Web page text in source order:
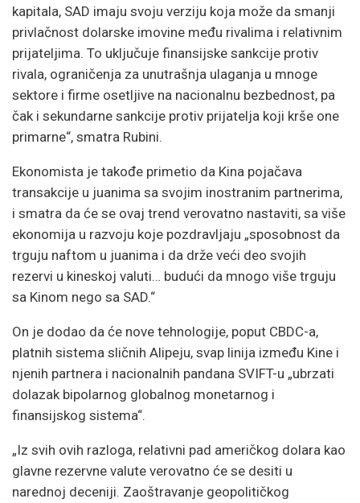
kapitala, SAD imaju svoju verziju koja može da smanji
privlačnost dolarske imovine među rivalima i relativnim
prijateljima. To uključuje finansijske sankcije protiv
rivala, ograničenja za unutrašnja ulaganja u mnoge
sektore i firme osetljive na nacionalnu bezbednost, pa
čak i sekundarne sankcije protiv prijatelja koji krše one
primarne“, smatra Rubini.
Ekonomista je takođe primetio da Kina pojačava
transakcije u juanima sa svojim inostranim partnerima,
i smatra da će se ovaj trend verovatno nastaviti, sa više
ekonomija u razvoju koje pozdravljaju „sposobnost da
trguju naftom u juanima i da drže veći deo svojih
rezervi u kineskoj valuti… budući da mnogo više trguju
sa Kinom nego sa SAD.“
On je dodao da će nove tehnologije, poput CBDC-a,
platnih sistema sličnih Alipeju, svap linija između Kine i
njenih partnera i nacionalnih pandana SVIFT-u „ubrzati
dolazak bipolarnog globalnog monetarnog i
finansijskog sistema“.
„Iz svih ovih razloga, relativni pad američkog dolara kao
glavne rezervne valute verovatno će se desiti u
narednoj deceniji. Zaoštravanje geopolitičkog